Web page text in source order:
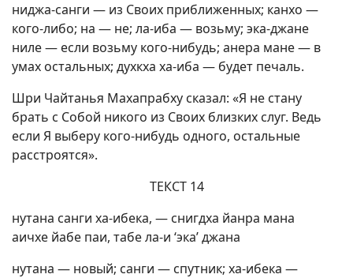
ниджа-санги — из Своих приближенных; канхо —
кого-либо; на — не; ла-иба — возьму; эка-джане
ниле — если возьму кого-нибудь; анера мане — в
умах остальных; духкха ха-иба — будет печаль.
Шри Чайтанья Махапрабху сказал: «Я не стану
брать с Собой никого из Своих близких слуг. Ведь
если Я выберу кого-нибудь одного, остальные
расстроятся».
ТЕКСТ 14
нутана санги ха-ибека, — снигдха йанра мана
аичхе йабе паи, табе ла-и ‘эка’ джана
нутана — новый; санги — спутник; ха-ибека —